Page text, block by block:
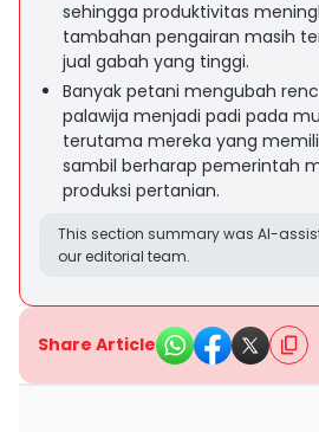
sehingga produktivitas
tambahan pengairan masih
jual gabah yang tinggi.
Banyak petani mengubah
palawija menjadi padi pada
terutama mereka yang
sambil berharap pemerintah
produksi pertanian.
This section summary was AI-
our editorial team.
Share Article